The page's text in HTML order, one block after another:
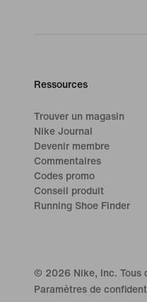
Ressources
Trouver un magasin
Nike Journal
Devenir membre
Commentaires
Codes promo
Conseil produit
Running Shoe Finder
© 2026 Nike, Inc. Tous
Paramètres de